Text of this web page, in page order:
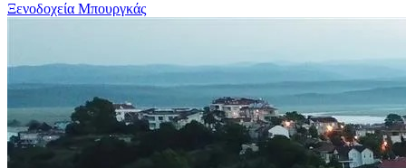
Ξενοδοχεία Μπουργκάς